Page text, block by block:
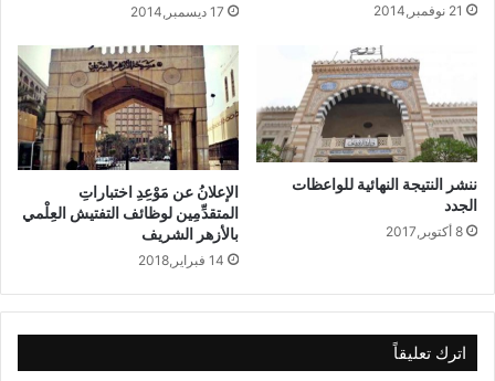
21 نوفمبر,2014 17 ديسمبر,2014
ننشر النتيجة النهائية للواعظات
الجدد
8 أكتوبر,2017
الإعلانُ عن مَوْعِدِ اختباراتِ
المتقدِّمِين لوظائف التفتيش العِلْمي
بالأزهر الشريف
14 فبراير,2018
اترك تعليقاً